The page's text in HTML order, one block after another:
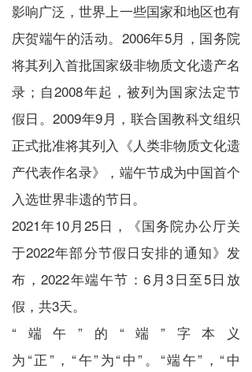
影响广泛，世界上一些国家和地区也有
庆贺端午的活动。2006年5月，国务院
将其列入首批国家级非物质文化遗产名
录 ；自2008年起，被列为国家法定节
假日。2009年9月，联合国教科文组织
正式批准将其列入《人类非物质文化遗
产代表作名录》，端午节成为中国首个
入选世界非遗的节日。
2021年10月25日，《国务院办公厅关
于2022年部分节假日安排的通知》发
布，2022年端午节：6月3日至5日放
假，共3天。
“端午”的“端”字本义
为“正”，“午”为“ 中”。“端午”，“中